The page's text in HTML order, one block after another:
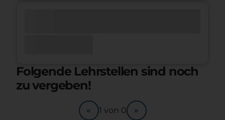
Folgende Lehrstellen sind noch
zu vergeben!
« 1 von 0 »